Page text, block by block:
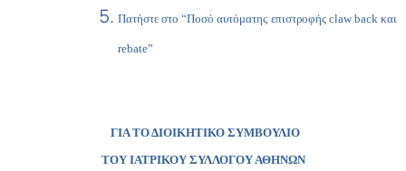
Πατήστε στο “Ποσό αυτόματης επιστροφής claw back και
rebate”
ΓΙΑ ΤΟ ΔΙΟΙΚΗΤΙΚΟ ΣΥΜΒΟΥΛΙΟ
ΤΟΥ ΙΑΤΡΙΚΟΥ ΣΥΛΛΟΓΟΥ ΑΘΗΝΩΝ